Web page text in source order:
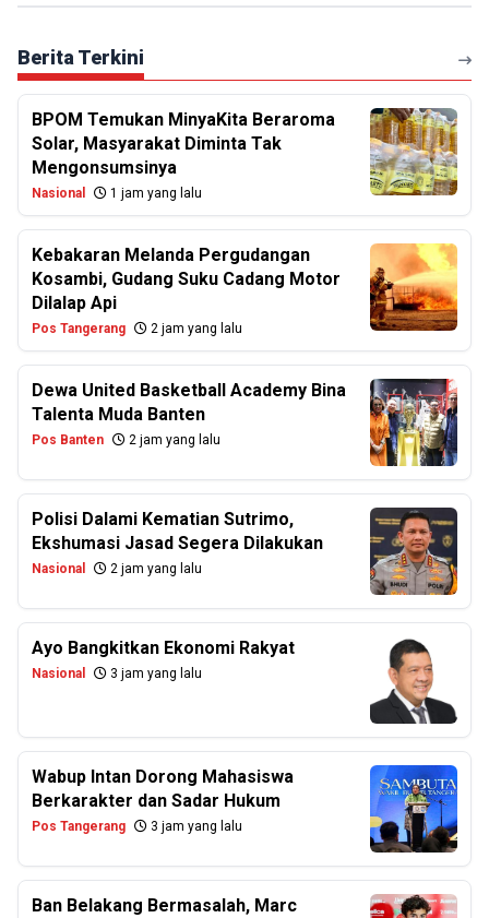
Berita Terkini
BPOM Temukan MinyaKita Beraroma
Solar, Masyarakat Diminta Tak
Mengonsumsinya
Nasional 1 jam yang lalu
Kebakaran Melanda Pergudangan
Kosambi, Gudang Suku Cadang Motor
Dilalap Api
Pos Tangerang 2 jam yang lalu
Dewa United Basketball Academy Bina
Talenta Muda Banten
Pos Banten 2 jam yang lalu
Polisi Dalami Kematian Sutrimo,
Ekshumasi Jasad Segera Dilakukan
Nasional 2 jam yang lalu
Ayo Bangkitkan Ekonomi Rakyat
Nasional 3 jam yang lalu
Wabup Intan Dorong Mahasiswa
Berkarakter dan Sadar Hukum
Pos Tangerang 3 jam yang lalu
Ban Belakang Bermasalah, Marc